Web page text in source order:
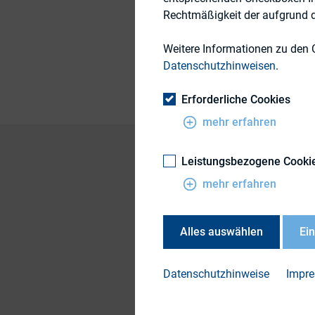
Publikationsform
Basierend auf
Studie
Zusammenhang
ab dem 26.
Rechtmäßigkeit der aufgrund
Weitere Informationen zu den
Datenschutzhinweisen.
Erforderliche Cookies
mehr erfahren
Leistungsbezogene
mehr erfahren
Alles auswählen
Datenschutzhinweise